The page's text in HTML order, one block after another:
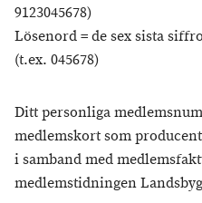
9123045678)
Lösenord = de sex sista
(t.ex. 045678)
Ditt personliga
medlemskort som
i samband med
medlemstidningen